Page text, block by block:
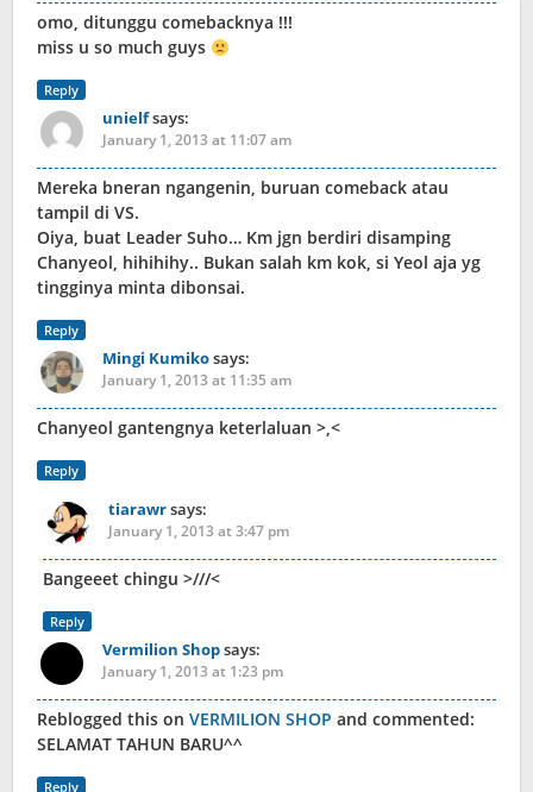
omo, ditunggu comebacknya !!!
miss u so much guys
Reply
unielfsays:
January 1, 2013 at 11:07 am
Mereka bneran ngangenin, buruan comeback atau
tampil di VS.
Oiya, buat Leader Suho… Km jgn berdiri disamping
Chanyeol, hihihihy.. Bukan salah km kok, si Yeol aja yg
tingginya minta dibonsai.
Reply
Mingi Kumikosays:
January 1, 2013 at 11:35 am
Chanyeol gantengnya keterlaluan >,<
Reply
tiarawrsays:
January 1, 2013 at 3:47 pm
Bangeeet chingu >///<
Reply
Vermilion Shopsays:
January 1, 2013 at 1:23 pm
Reblogged this on VERMILION SHOP and commented:
SELAMAT TAHUN BARU^^
Reply